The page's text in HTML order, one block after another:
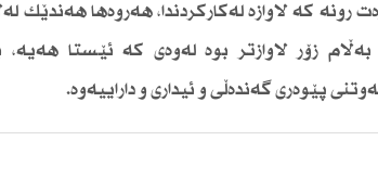
كە لاوازە لەكاركردندا، هەروەها هەندێك
زۆر لاوازتر بوە لەوەی كە ئێستا هەیە،
پێوەری گەندەڵی و ئیداری و داراییەوە.